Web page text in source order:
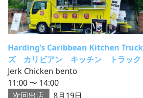
Harding’s Caribbean Kitchen
ズ カリビアン キッチン トラック
Jerk Chicken bento
11:00 〜 14:00
次回出店
8月19日